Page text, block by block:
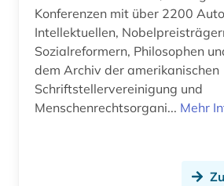
Konferenzen mit über 2200
Intellektuellen,
Sozialreformern, Philosophen
dem Archiv der amerikanischen
Schriftstellervereinigung und
Menschenrechtsorgani... Mehr